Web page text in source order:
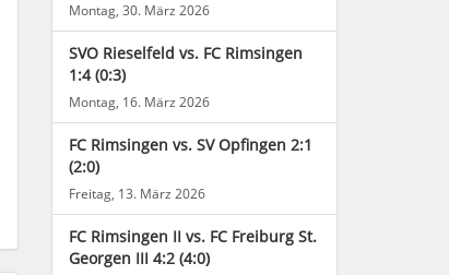
Montag, 30. März 2026
SVO Rieselfeld vs. FC Rimsingen
1:4 (0:3)
Montag, 16. März 2026
FC Rimsingen vs. SV Opfingen 2:1
(2:0)
Freitag, 13. März 2026
FC Rimsingen II vs. FC Freiburg St.
Georgen III 4:2 (4:0)